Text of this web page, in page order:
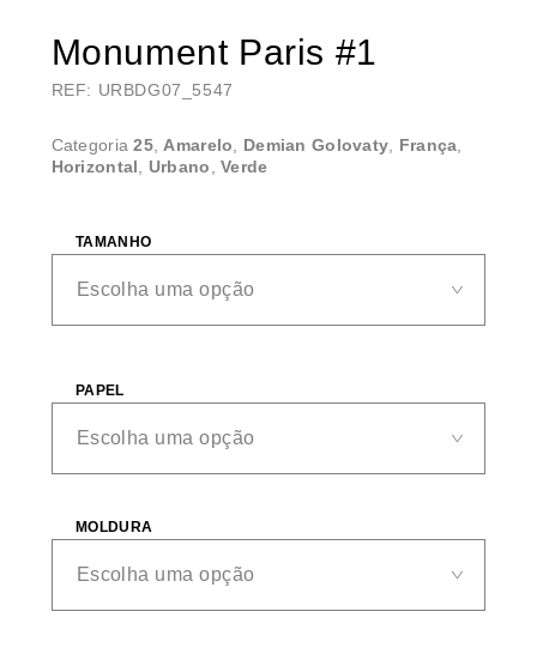
Monument Paris #1
REF: URBDG07_5547
Categoria25, Amarelo Demian Golovaty França
Horizontal
Urbano ,Verde
TAMANHO
PAPEL
MOLDURA